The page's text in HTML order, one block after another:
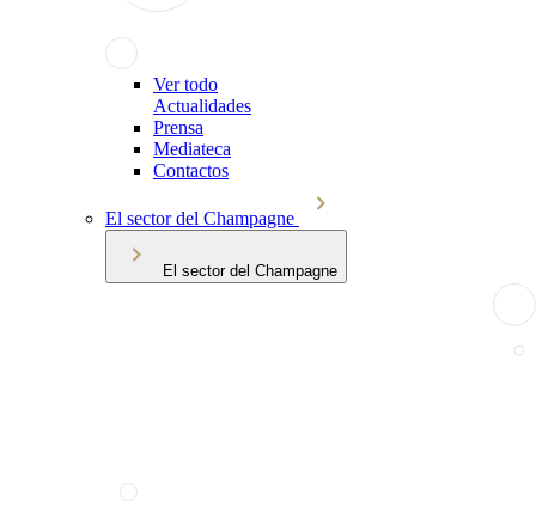
Ver todo
Actualidades
Prensa
Mediateca
Contactos
El sector del Champagne
El sector del Champagne